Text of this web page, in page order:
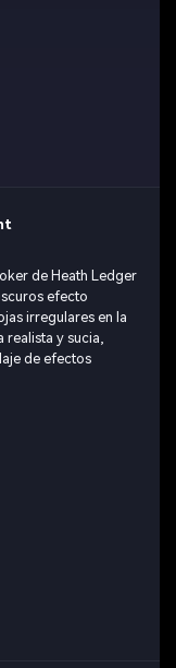
de Heath Ledger
efecto
irregulares en la
y sucia,
de efectos